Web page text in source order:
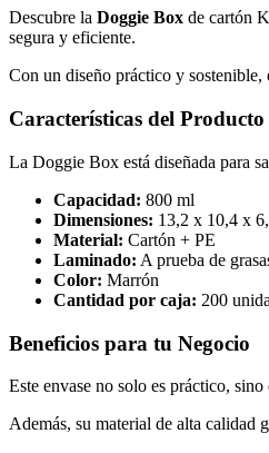
Descubre la Doggie Box de cartón
segura y eficiente.
Con un diseño práctico y sostenible,
Características del Producto
La Doggie Box está diseñada para
Capacidad: 800 ml
Dimensiones: 13,2 x 10,4 x
Material: Cartón + PE
Laminado: A prueba de
Color: Marrón
Cantidad por caja: 200
Beneficios para tu Negocio
Este envase no solo es práctico,
Además, su material de alta calidad